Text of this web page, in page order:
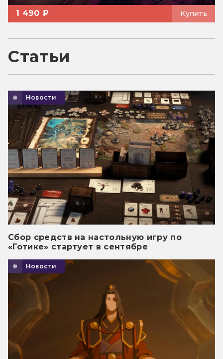
1 490 ₽ Купить
Статьи
Новости
Сбор средств на настольную игру по
«Готике» стартует в сентябре
Новости